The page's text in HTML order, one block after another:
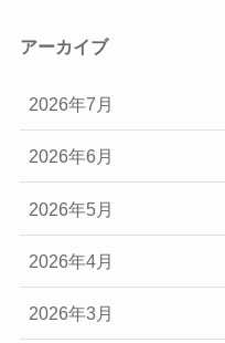
アーカイブ
2026年7月
2026年6月
2026年5月
2026年4月
2026年3月